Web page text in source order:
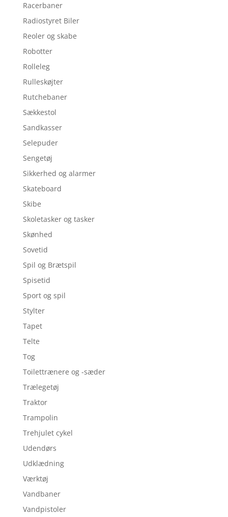
Racerbaner
Radiostyret Biler
Reoler og skabe
Robotter
Rolleleg
Rulleskøjter
Rutchebaner
Sækkestol
Sandkasser
Selepuder
Sengetøj
Sikkerhed og alarmer
Skateboard
Skibe
Skoletasker og tasker
Skønhed
Sovetid
Spil og Brætspil
Spisetid
Sport og spil
Stylter
Tapet
Telte
Tog
Toilettrænere og -sæder
Trælegetøj
Traktor
Trampolin
Trehjulet cykel
Udendørs
Udklædning
Værktøj
Vandbaner
Vandpistoler